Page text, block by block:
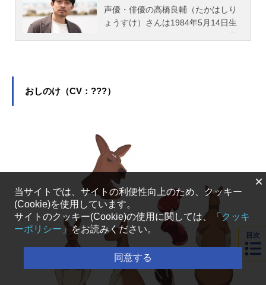
声優・俳優の高橋良輔（たかはしり
ょうすけ）さんは1984年5月14日生
おしのけ（CV：???）
目次
×
当サイトでは、サイトの利便性向上のため、クッキー
(Cookie)を使用しています。
サイトのクッキー(Cookie)の使用に関しては、
「クッキ
ーポリシー」をお読みください。
同意する